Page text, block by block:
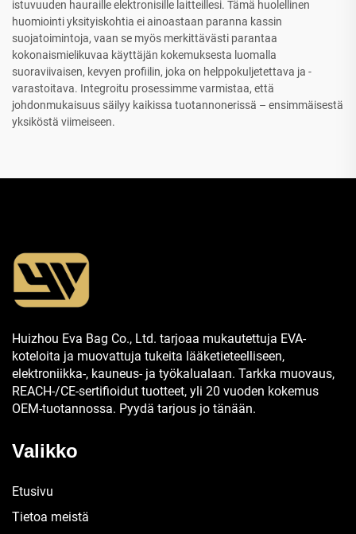
istuvuuden hauraille elektronisille laitteillesi. Tämä huolellinen
huomiointi yksityiskohtia ei ainoastaan paranna kassin
suojatoimintoja, vaan se myös merkittävästi parantaa
kokonaismielikuvaa käyttäjän kokemuksesta luomalla
suoraviivaisen, kevyen profiilin, joka on helppokuljetettava ja -
varastoitava. Integroitu prosessimme varmistaa, että
johdonmukaisuus säilyy kaikissa tuotannonerissä – ensimmäisestä
yksiköstä viimeiseen.
Huizhou Eva Bag Co., Ltd. tarjoaa mukautettuja EVA-
koteloita ja muovattuja tukeita lääketieteelliseen,
elektroniikka-, kauneus- ja työkalualaan. Tarkka muovaus,
REACH-/CE-sertifioidut tuotteet, yli 20 vuoden kokemus
OEM-tuotannossa. Pyydä tarjous jo tänään.
Valikko
Etusivu
Tietoa meistä